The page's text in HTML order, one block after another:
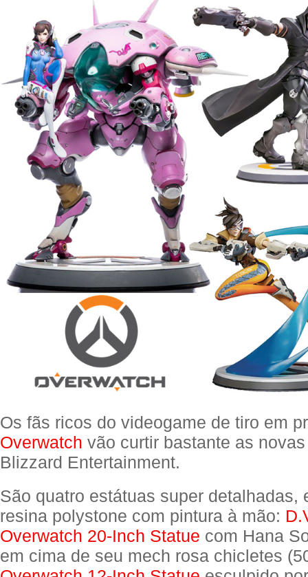
Os fãs ricos do videogame de tiro em
Overwatch vão curtir bastante as
Blizzard Entertainment.
São quatro estátuas super detalhadas,
resina polystone com pintura à mão:
Overwatch 20-Inch Statue com Hana
em cima de seu mech rosa chicletes